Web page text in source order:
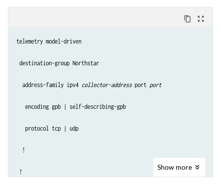
content_copy zoom_out_map
telemetry model-driven
destination-group Northstar
  address-family ipv4
collector-address port port
   encoding gpb | self-describing-gpb
   protocol tcp | udp
  !
!
Show more